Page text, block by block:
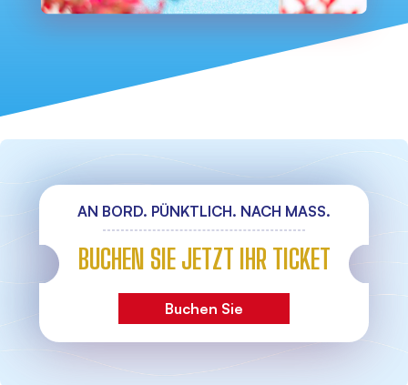
AN BORD. PÜNKTLICH. NACH MASS.
BUCHEN SIE JETZT IHR TICKET
Buchen Sie